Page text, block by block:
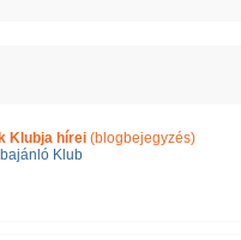
Klubja hírei(blogbejegyzés)
Klub